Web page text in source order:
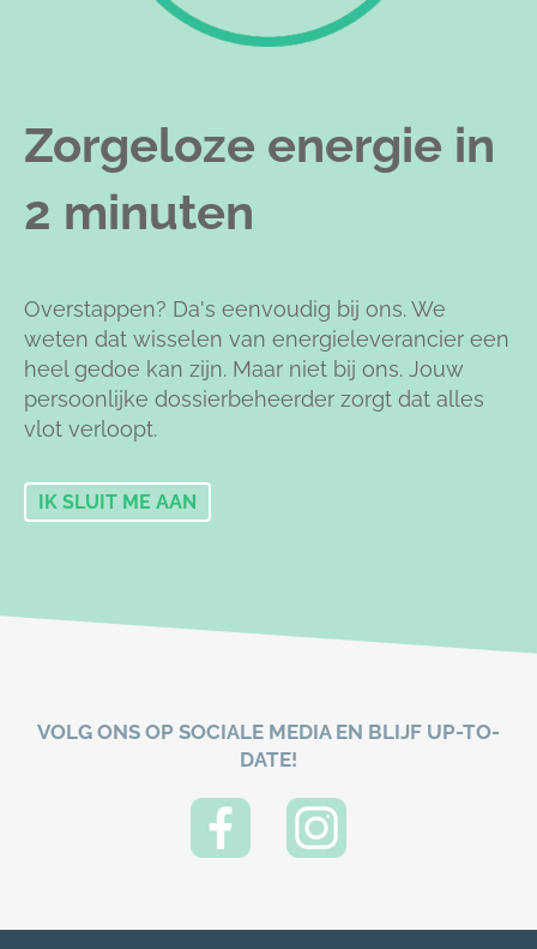
Zorgeloze energie in
2 minuten
Overstappen? Da's eenvoudig bij ons. We
weten dat wisselen van energieleverancier een
heel gedoe kan zijn. Maar niet bij ons. Jouw
persoonlijke dossierbeheerder zorgt dat alles
vlot verloopt.
IK SLUIT ME AAN
VOLG ONS OP SOCIALE MEDIA EN BLIJF UP-TO-
DATE!